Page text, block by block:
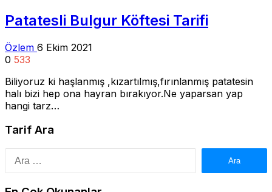
Patatesli Bulgur Köftesi Tarifi
Özlem 6 Ekim 2021
0 533
Biliyoruz ki haşlanmış ,kızartılmış,fırınlanmış patatesin
halı bizi hep ona hayran bırakıyor.Ne yaparsan yap
hangi tarz…
Tarif Ara